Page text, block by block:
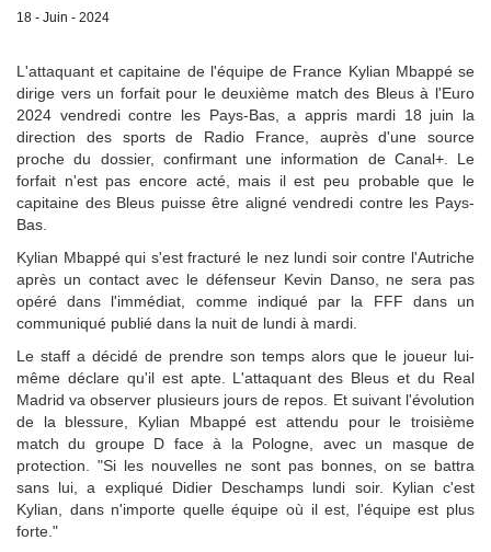
18 - Juin - 2024
L'attaquant et capitaine de l'équipe de France Kylian Mbappé se
dirige vers un forfait pour le deuxième match des Bleus à l'Euro
2024 vendredi contre les Pays-Bas, a appris mardi 18 juin la
direction des sports de Radio France, auprès d'une source
proche du dossier, confirmant une information de Canal+. Le
forfait n'est pas encore acté, mais il est peu probable que le
capitaine des Bleus puisse être aligné vendredi contre les Pays-
Bas.
Kylian Mbappé qui s'est fracturé le nez lundi soir contre l'Autriche
après un contact avec le défenseur Kevin Danso, ne sera pas
opéré dans l'immédiat, comme indiqué par la FFF dans un
communiqué publié dans la nuit de lundi à mardi.
Le staff a décidé de prendre son temps alors que le joueur lui-
même déclare qu'il est apte. L'attaquant des Bleus et du Real
Madrid va observer plusieurs jours de repos. Et suivant l'évolution
de la blessure, Kylian Mbappé est attendu pour le troisième
match du groupe D face à la Pologne, avec un masque de
protection. "Si les nouvelles ne sont pas bonnes, on se battra
sans lui, a expliqué Didier Deschamps lundi soir. Kylian c'est
Kylian, dans n'importe quelle équipe où il est, l'équipe est plus
forte."